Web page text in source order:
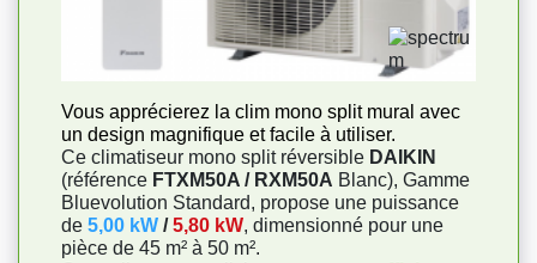
Vous apprécierez la clim mono split mural avec
un design magnifique et facile à utiliser.
Ce climatiseur mono split réversible DAIKIN
(référence FTXM50A / RXM50A Blanc), Gamme
Bluevolution Standard, propose une puissance
de 5,00 kW /5,80 kW, dimensionné pour une
pièce de 45 m² à 50 m².